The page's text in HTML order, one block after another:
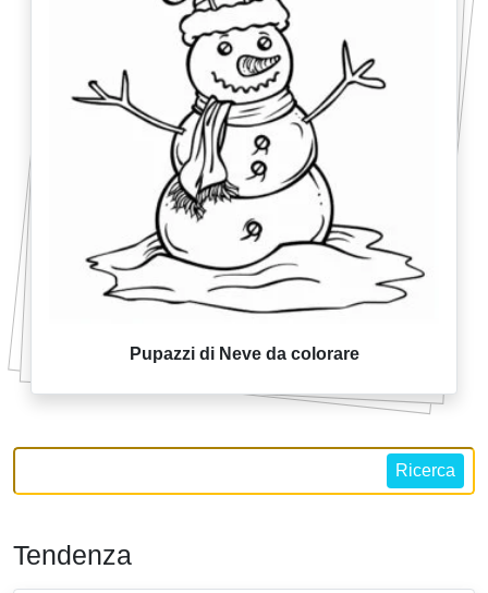
Pupazzi di Neve da colorare
Ricerca
Tendenza